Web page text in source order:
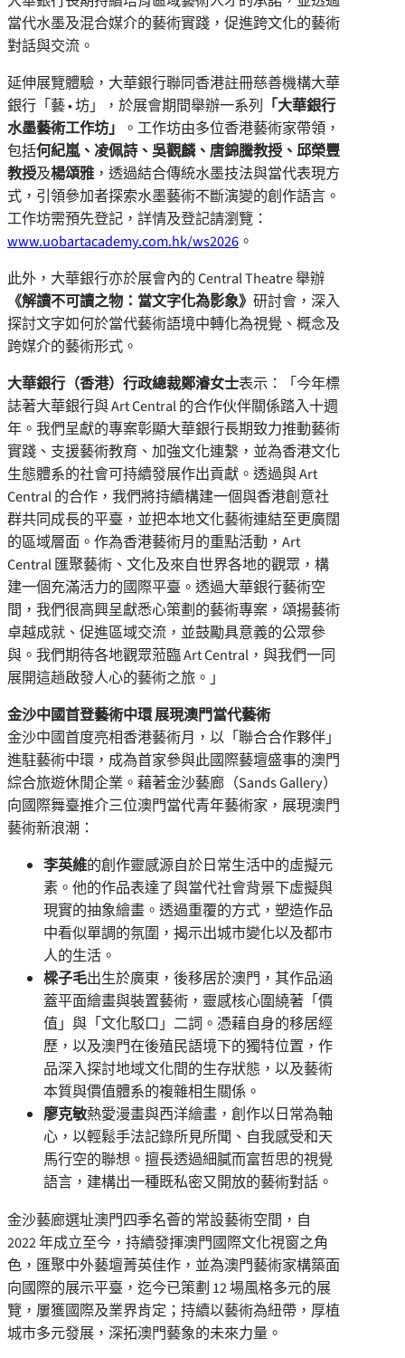
當代水墨及混合媒介的藝術實踐，促進跨文化的藝術
對話與交流。
延伸展覽體驗，大華銀行聯同香港註冊慈善機構大華
銀行「藝 • 坊」，於展會期間舉辦一系列 「大華銀行
水墨藝術工作坊」
。工作坊由多位香港藝術家帶領，
包括何紀嵐、凌佩詩、吳觀麟、唐錦騰教授、邱榮豐
教授及楊頌雅，透過結合傳統水墨技法與當代表現方
式，引領參加者探索水墨藝術不斷演變的創作語言。
工作坊需預先登記，詳情及登記請瀏覽：
www.uobartacademy.com.hk/ws2026 。
此外，大華銀行亦於展會內的 Central Theatre 舉辦
《解讀不可讀之物：當文字化為影象》 研討會，深入
探討文字如何於當代藝術語境中轉化為視覺、概念及
跨媒介的藝術形式。
大華銀行（香港）行政總裁鄭濬女士表示：「今年標
誌著大華銀行與 Art Central 的合作伙伴關係踏入十週
年。我們呈獻的專案彰顯大華銀行長期致力推動藝術
實踐、支援藝術教育、加強文化連繫，並為香港文化
生態體系的社會可持續發展作出貢獻。透過與 Art
Central 的合作，我們將持續構建一個與香港創意社
群共同成長的平臺，並把本地文化藝術連結至更廣闊
的區域層面。作為香港藝術月的重點活動，Art
Central 匯聚藝術、文化及來自世界各地的觀眾，構
建一個充滿活力的國際平臺。透過大華銀行藝術空
間，我們很高興呈獻悉心策劃的藝術專案，頌揚藝術
卓越成就、促進區域交流，並鼓勵具意義的公眾參
與。我們期待各地觀眾蒞臨 Art Central，與我們一同
展開這趟啟發人心的藝術之旅。」
金沙中國首登藝術中環 展現澳門當代藝術
金沙中國首度亮相香港藝術月，以「聯合合作夥伴」
進駐藝術中環，成為首家參與此國際藝壇盛事的澳門
綜合旅遊休閒企業。藉著金沙藝廊（Sands Gallery）
向國際舞臺推介三位澳門當代青年藝術家，展現澳門
藝術新浪潮：
李英維的創作靈感源自於日常生活中的虛擬元
素。他的作品表達了與當代社會背景下虛擬與
現實的抽象繪畫。透過重覆的方式，塑造作品
中看似單調的氛圍，揭示出城市變化以及都市
人的生活。
樑子毛出生於廣東，後移居於澳門，其作品涵
蓋平面繪畫與裝置藝術，靈感核心圍繞著「價
值」與「文化駁口」二詞。憑藉自身的移居經
歷，以及澳門在後殖民語境下的獨特位置，作
品深入探討地域文化間的生存狀態，以及藝術
本質與價值體系的複雜相生關係。
廖克敏熱愛漫畫與西洋繪畫，創作以日常為軸
心，以輕鬆手法記錄所見所聞、自我感受和天
馬行空的聯想。擅長透過細膩而富哲思的視覺
語言，建構出一種既私密又開放的藝術對話。
金沙藝廊選址澳門四季名薈的常設藝術空間，自
2022 年成立至今，持續發揮澳門國際文化視窗之角
色，匯聚中外藝壇菁英佳作，並為澳門藝術家構築面
向國際的展示平臺，迄今已策劃 12 場風格多元的展
覽，屢獲國際及業界肯定；持續以藝術為紐帶，厚植
城市多元發展，深拓澳門藝象的未來力量。